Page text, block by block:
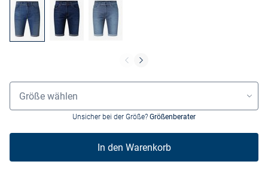
Größenauswahl
Größe wählen
Unsicher bei der Größe? Größenberater
In den Warenkorb